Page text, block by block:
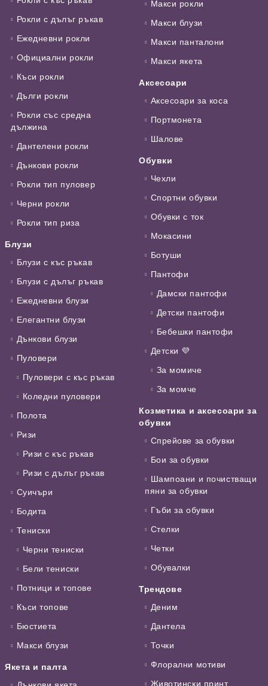
Рокли с дълъг ръкав
Ежедневни рокли
Официални рокли
Къси рокли
Дълги рокли
Рокли със средна
дължина
Дантелени рокли
Дънкови рокли
Рокли тип пуловер
Черни рокли
Рокли тип риза
Блузи
Блузи с къс ръкав
Блузи с дълъг ръкав
Ежедневни блузи
Елегантни блузи
Дънкови блузи
Пуловери
Пуловери с къс ръкав
Коледни пуловери
Полота
Ризи
Ризи с къс ръкав
Ризи с дълъг ръкав
Суичъри
Бодита
Тениски
Черни тениски
Бели тениски
Потници и топове
Къси топове
Бюстиета
Макси блузи
Якета и палта
Макси рокли
Макси блузи
Макси панталони
Макси якета
Аксесоари
Аксесоари за коса
Портмонета
Шалове
Обувки
Чехли
Спортни обувки
Обувки с ток
Мокасини
Ботуши
Пантофи
Дамски пантофи
Детски пантофи
Бебешки пантофи
Детски 💜
За момиче
За момче
Козметика и аксесоари за
обувки
Спрейове за обувки
Бои за обувки
Шампоани и почистващи
пяни за обувки
Гъби за обувки
Стелки
Четки
Обувалки
Трендове
Деним
Дантела
Точки
Флорални мотиви
Животински принт